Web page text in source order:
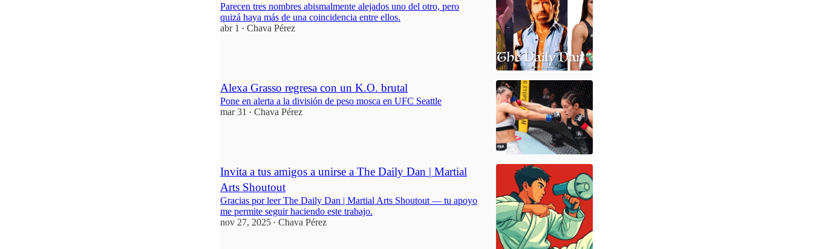
Parecen tres nombres abismalmente alejados uno del otro, pero
quizá haya más de una coincidencia entre ellos.
abr 1
• Chava Pérez
Alexa Grasso regresa con un K.O. brutal
Pone en alerta a la división de peso mosca en UFC Seattle
mar 31
• Chava Pérez
Invita a tus amigos a unirse a The Daily Dan | Martial
Arts Shoutout
Gracias por leer The Daily Dan | Martial Arts Shoutout — tu apoyo
me permite seguir haciendo este trabajo.
nov 27, 2025 • Chava Pérez